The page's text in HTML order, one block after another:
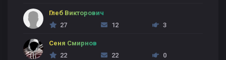
Глеб Викторович
27
12 3
Сеня Смирнов
22
22 0